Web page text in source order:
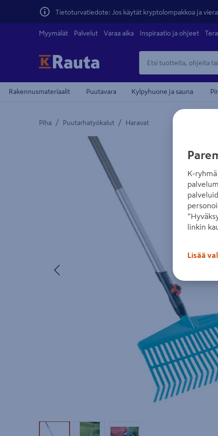
Tietoturvatiedote: Jos käytät kryptolompakkoa ja
Myymälät Palvelut Varaa aika Inspiraatio ja ohjeet
Rakennusmateriaalit Puutavara Kylpyhuone ja sauna
Piha / Puutarhatyökalut / Haravat
Yksityiskohtainen kuvaus löytyy Tuotteen kuvaus -
K-
linkin
Lisää